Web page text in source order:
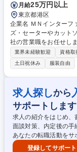
月給25万円以上
東京都港区
企業名 ＭＮインターファッション株式
ズ・セーターやカットソー)
社の営業職をお任せし
務などのチームを統率
に合わせて、担当アイテム
製品の生地を提案する
ために新しい生地を作
三井物産と日鉄物産の
社者も多く、個人の裁
ながら、裁量権があり風通
維営業(OEM/メンズ・
業界未経験歓迎 資格取
土日祝休み
服装自由
求人探しから
サポートします
求人の紹介をはじめ、
面談対策、内定後の手
あなたの転職活動をサ
登録してサポー